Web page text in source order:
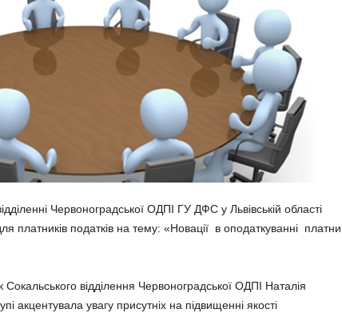
Червоноградської ОДПІ ГУ ДФС у Львівській області
платників податків на тему: «Новації в оподаткуванні
відділення Червоноградської ОДПІ Наталія
акцентувала увагу присутніх на підвищенні якості